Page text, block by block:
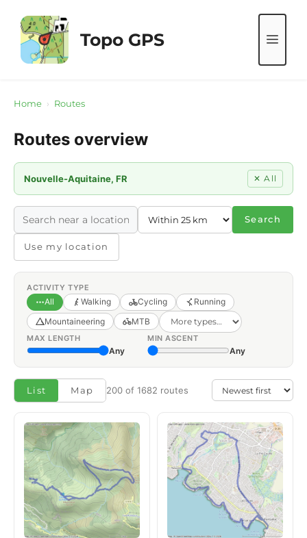
content
Topo GPS
Home › Routes
Routes overview
Nouvelle-Aquitaine, FR ✕ All
Search
Use my location
ACTIVITY TYPE
All Walking Cycling
Running
Mountaineering
MTB
MAX LENGTH
Any
MIN ASCENT
Any
List Map 200 of 1682 routes